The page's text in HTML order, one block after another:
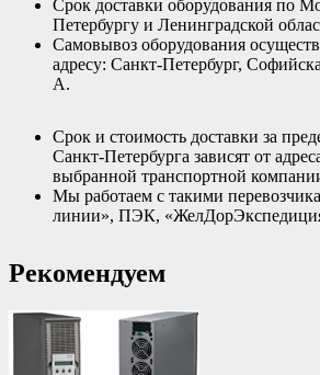
Срок доставки оборудования по
Петербургу и Ленинградской
Самовывоз оборудования
адресу: Санкт-Петербург,
А.
Срок и стоимость доставки за
Санкт-Петербурга зависят от
выбранной транспортной
Мы работаем с такими
линии», ПЭК,
Рекомендуем